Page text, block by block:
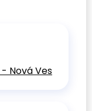
- Nová Ves